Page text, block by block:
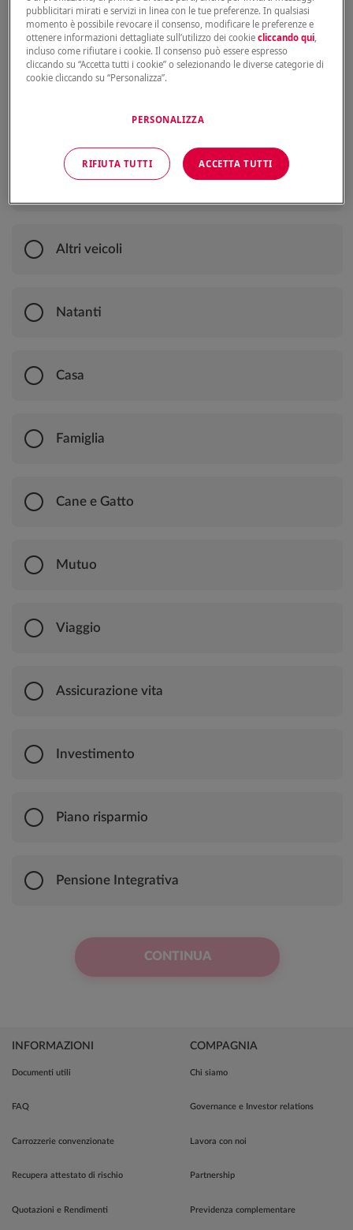
scoprire come accedere
Auto
Altri veicoli
Natanti
Casa
Famiglia
Cane e Gatto
Mutuo
Viaggio
Assicurazione vita
Investimento
Piano risparmio
Pensione Integrativa
CONTINUA
INFORMAZIONI
Documenti utili
FAQ
Carrozzerie convenzionate
Recupera attestato di rischio
Quotazioni e Rendimenti
COMPAGNIA
Chi siamo
Governance e Investor relations
Lavora con noi
Partnership
Previdenza complementare
pubblicitari mirati e servizi in linea con le tue preferenze. In qualsiasi
momento è possibile revocare il consenso, modificare le preferenze e
ottenere informazioni dettagliate sull’utilizzo dei cookiecliccando qui,
incluso come rifiutare i cookie. Il consenso può essere espresso
cliccando su “Accetta tutti i cookie” o selezionando le diverse categorie di
cookie cliccando su “Personalizza”.
PERSONALIZZA
RIFIUTA TUTTI ACCETTA TUTTI